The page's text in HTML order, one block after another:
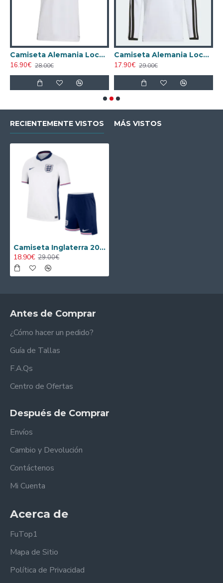
Camiseta Alemania Local Mundial 2026 Blanco Mujer
16.90€ 28.00€
Camiseta Alemania Local Mundial 2026 ML Blanco
17.90€ 29.00€
RECIENTEMENTE VISTOS MÁS VISTOS
Camiseta Inglaterra 2024/2025 Local Niño Kit
18.90€ 29.00€
Antes de Comprar
¿Cómo hacer un pedido?
Guía de Tallas
F.A.Qs
Centro de Ofertas
Después de Comprar
Envíos
Cambio y Devolución
Contáctenos
Mi Cuenta
Acerca de
FuTop1
Mapa de Sitio
Política de Privacidad